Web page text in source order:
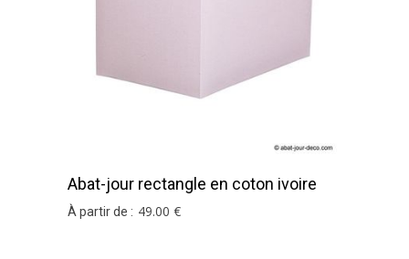
Abat-jour rectangle en coton ivoire
À partir de : 49.00 €